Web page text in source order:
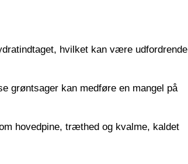
hvilket kan være udfordrende
grøntsager kan medføre en mangel på
hovedpine, træthed og kvalme, kaldet